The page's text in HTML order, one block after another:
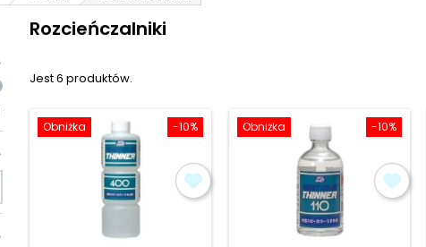
Rozcieńczalniki
Jest 6 produktów.
-10%
Obniżka -10%
Obniżka